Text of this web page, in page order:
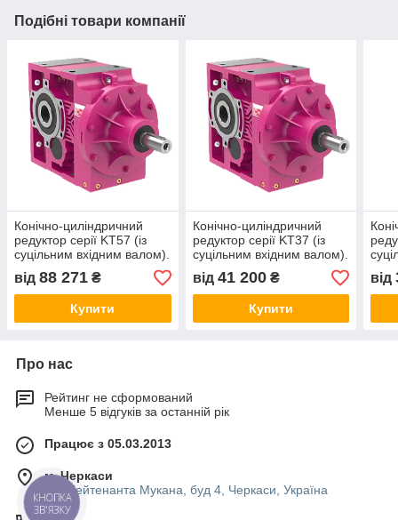
Подібні товари компанії
Конічно-циліндричний
редуктор серії KT57 (із
суцільним вхідним валом).
від 88 271 ₴
Купити
Конічно-циліндричний
редуктор серії KT37 (із
суцільним вхідним валом).
від 41 200₴
Купити
від
Про нас
Рейтинг не сформований
Менше 5 відгуків за останній рік
Працює з 05.03.2013
м. Черкаси
вул.Лейтенанта Мукана, буд 4, Черкаси, Україна
КНОПКА
ЗВ'ЯЗКУ